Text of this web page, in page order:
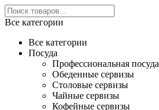
Все категории
Все категории
Посуда
Профессиональная посуда
Обеденные сервизы
Столовые сервизы
Чайные сервизы
Кофейные сервизы